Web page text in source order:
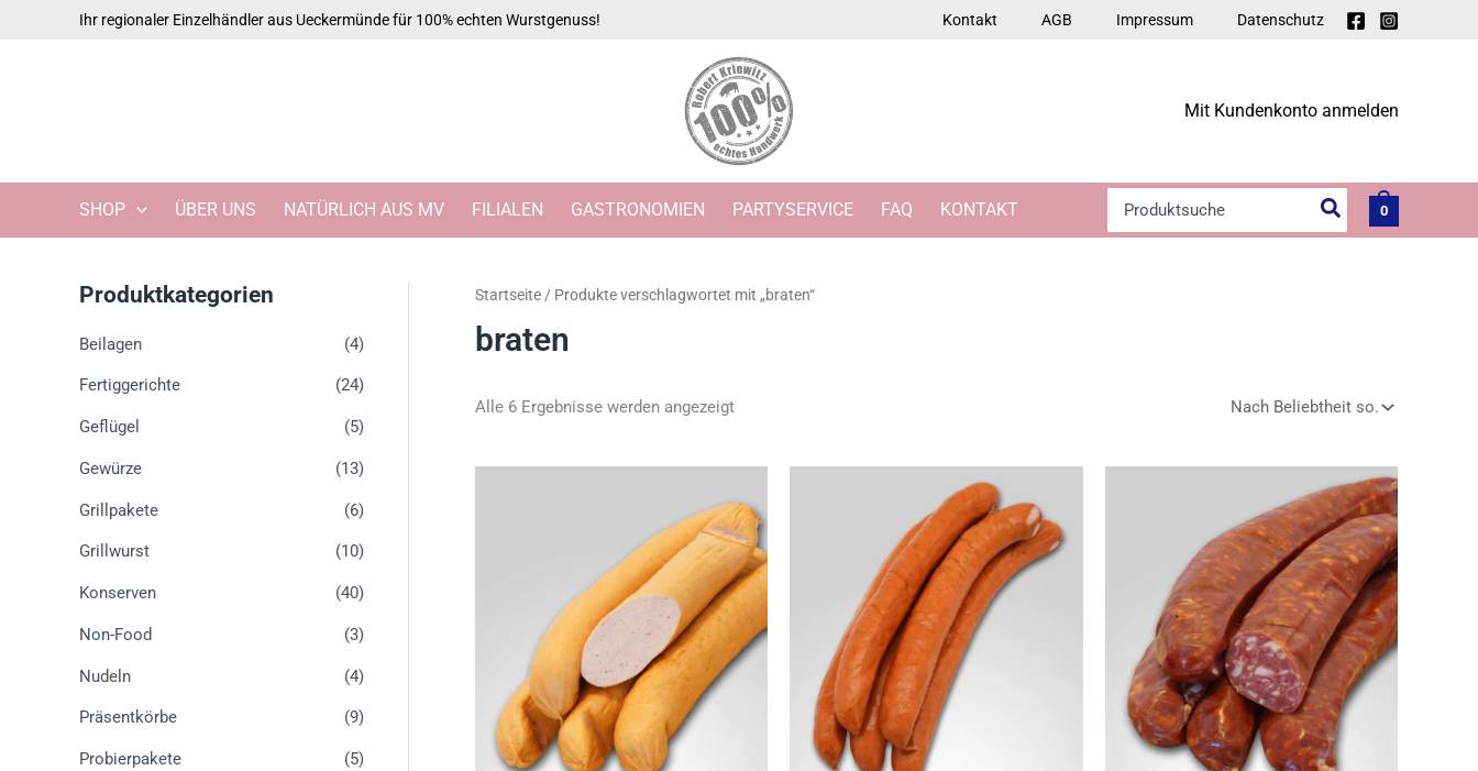
Ihr regionaler Einzelhändler aus Ueckermünde für 100% echten Wurstgenuss! Kontakt AGB Impressum Datenschutz
Mit Kundenkonto anmelden
SHOP ÜBER UNS NATÜRLICH AUS MV FILIALEN GASTRONOMIEN PARTYSERVICE FAQ KONTAKT
for:
0
Produktkategorien
Beilagen (4)
Fertiggerichte (24)
Geflügel (5)
Gewürze (13)
Grillpakete (6)
Grillwurst (10)
Konserven (40)
Non-Food (3)
Nudeln (4)
Präsentkörbe (9)
Probierpakete (5)
Startseite / Produkte verschlagwortet mit „braten“
braten
Alle 6 Ergebnisse werden angezeigt